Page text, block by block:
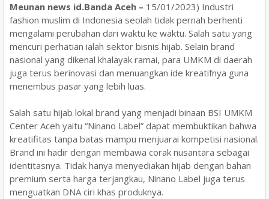
Meunan news id.Banda Aceh – 15/01/2023) Industri
fashion muslim di Indonesia seolah tidak pernah berhenti
mengalami perubahan dari waktu ke waktu. Salah satu yang
mencuri perhatian ialah sektor bisnis hijab. Selain brand
nasional yang dikenal khalayak ramai, para UMKM di daerah
juga terus berinovasi dan menuangkan ide kreatifnya guna
menembus pasar yang lebih luas.
Salah satu hijab lokal brand yang menjadi binaan BSI UMKM
Center Aceh yaitu “Ninano Label” dapat membuktikan bahwa
kreatifitas tanpa batas mampu menjuarai kompetisi nasional.
Brand ini hadir dengan membawa corak nusantara sebagai
identitasnya. Tidak hanya menyediakan hijab dengan bahan
premium serta harga terjangkau, Ninano Label juga terus
menguatkan DNA ciri khas produknya.